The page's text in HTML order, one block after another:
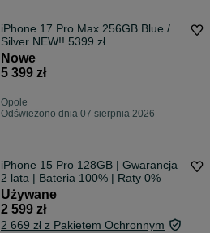
iPhone 17 Pro Max 256GB Blue /
Silver NEW!! 5399 zł
Nowe
5 399 zł
Opole
Odświeżono dnia 07 sierpnia 2026
iPhone 15 Pro 128GB | Gwarancja
2 lata | Bateria 100% | Raty 0%
Używane
2 599 zł
2 669 zł z Pakietem Ochronnym